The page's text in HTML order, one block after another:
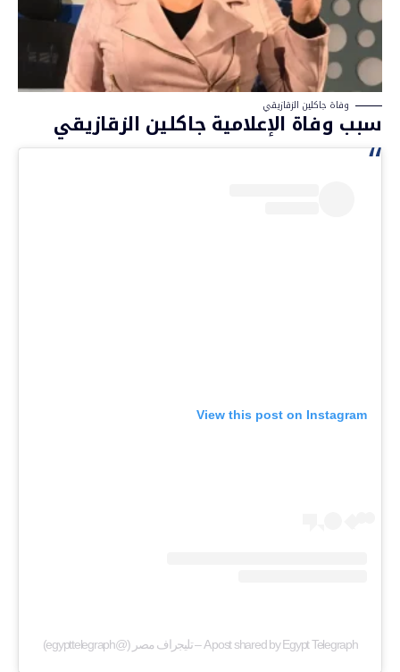
وفاة جاكلين الزقازيقي
سبب وفاة الإعلامية جاكلين الزقازيقي
View this post on Instagram
A post shared by Egypt Telegraph – تليجراف مصر (@egypttelegraph)